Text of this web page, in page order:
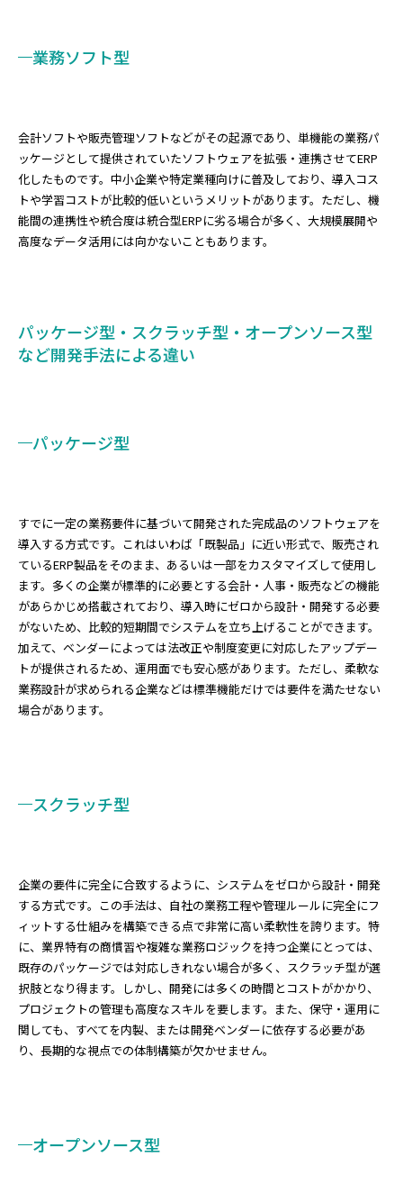
業務ソフト型
会計ソフトや販売管理ソフトなどがその起源であり、単機能の業務パ
ッケージとして提供されていたソフトウェアを拡張・連携させてERP
化したものです。中小企業や特定業種向けに普及しており、導入コス
トや学習コストが比較的低いというメリットがあります。ただし、機
能間の連携性や統合度は統合型ERPに劣る場合が多く、大規模展開や
高度なデータ活用には向かないこともあります。
パッケージ型・スクラッチ型・オープンソース型
など開発手法による違い
パッケージ型
すでに一定の業務要件に基づいて開発された完成品のソフトウェアを
導入する方式です。これはいわば「既製品」に近い形式で、販売され
ているERP製品をそのまま、あるいは一部をカスタマイズして使用し
ます。多くの企業が標準的に必要とする会計・人事・販売などの機能
があらかじめ搭載されており、導入時にゼロから設計・開発する必要
がないため、比較的短期間でシステムを立ち上げることができます。
加えて、ベンダーによっては法改正や制度変更に対応したアップデー
トが提供されるため、運用面でも安心感があります。ただし、柔軟な
業務設計が求められる企業などは標準機能だけでは要件を満たせない
場合があります。
スクラッチ型
企業の要件に完全に合致するように、システムをゼロから設計・開発
する方式です。この手法は、自社の業務工程や管理ルールに完全にフ
ィットする仕組みを構築できる点で非常に高い柔軟性を誇ります。特
に、業界特有の商慣習や複雑な業務ロジックを持つ企業にとっては、
既存のパッケージでは対応しきれない場合が多く、スクラッチ型が選
択肢となり得ます。しかし、開発には多くの時間とコストがかかり、
プロジェクトの管理も高度なスキルを要します。また、保守・運用に
関しても、すべてを内製、または開発ベンダーに依存する必要があ
り、長期的な視点での体制構築が欠かせません。
オープンソース型